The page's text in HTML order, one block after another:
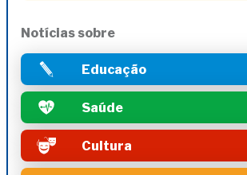
Notícias sobre
Educação
Saúde
Cultura